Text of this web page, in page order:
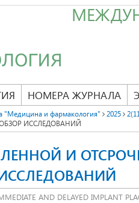
НОМЕРА ЖУРНАЛА
"Медицина и фармакология" 2025
ИССЛЕДОВАНИЙ
И
AND DELAYED IMPLANT